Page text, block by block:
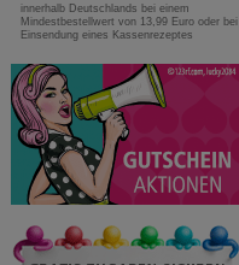
innerhalb Deutschlands bei einem
Mindestbestellwert von 13,99 Euro oder bei
Einsendung eines Kassenrezeptes